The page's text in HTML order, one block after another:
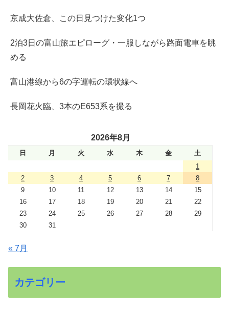
京成大佐倉、この日見つけた変化1つ
2泊3日の富山旅エピローグ・一服しながら路面電車を眺
める
富山港線から6の字運転の環状線へ
長岡花火臨、3本のE653系を撮る
2026年8月
日 月 火 水 木 金
土
1
2
3 4 5 6 7
8
9
10 11 12 13 14
15
16
17 18 19 20 21
22
23
24 25 26 27 28
29
30
31
« 7月
カテゴリー